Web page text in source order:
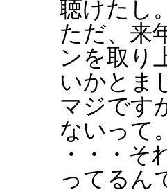
聴けたし。
ただ、来
ンを取り
いかとま
マジです
ないって。
・・・
ってるん